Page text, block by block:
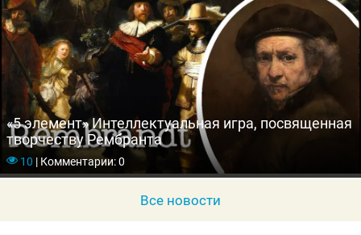
«5 элемент» Интеллектуальная игра, посвященная
творчеству Рембранта
10 |Комментарии: 0
Все новости